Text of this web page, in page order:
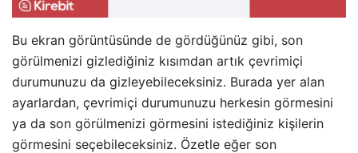
Bu ekran görüntüsünde de gördüğünüz gibi, son
görülmenizi gizlediğiniz kısımdan artık çevrimiçi
durumunuzu da gizleyebileceksiniz. Burada yer alan
ayarlardan, çevrimiçi durumunuzu herkesin görmesini
ya da son görülmenizi görmesini istediğiniz kişilerin
görmesini seçebileceksiniz. Özetle eğer son